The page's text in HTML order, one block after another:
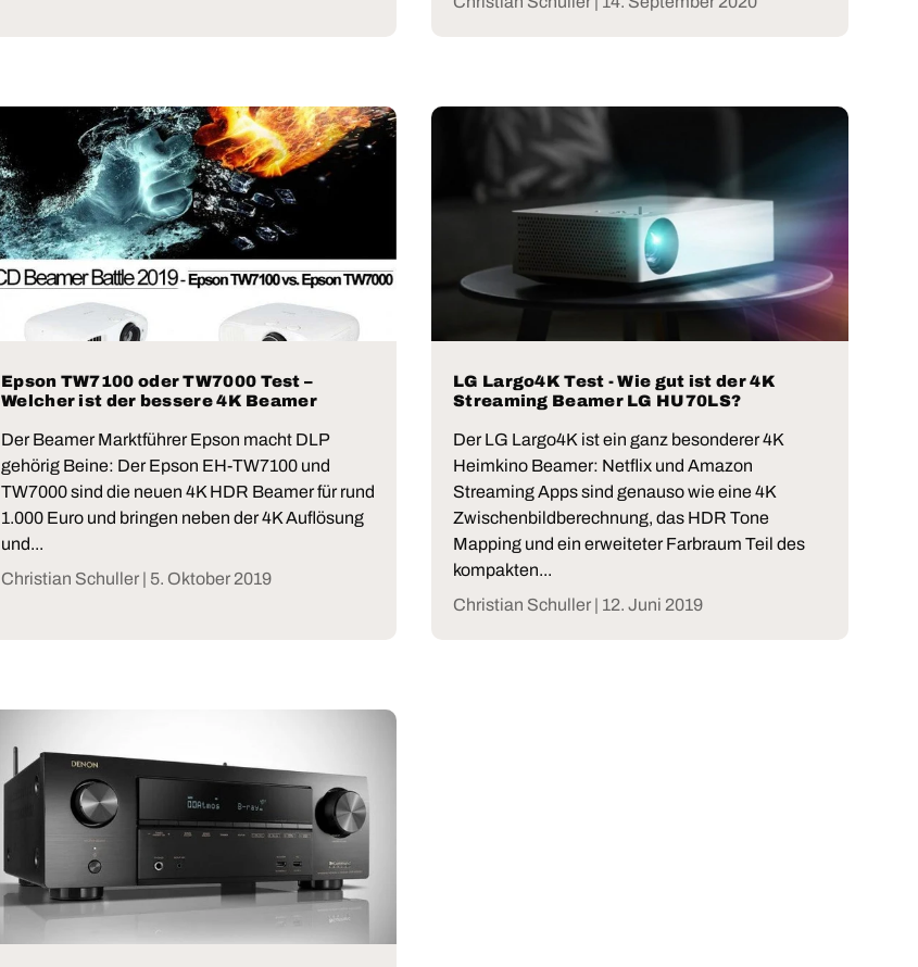
Epson TW7100 oder TW7000 Test –
Welcher ist der bessere 4K Beamer
Der Beamer Marktführer Epson macht DLP
gehörig Beine: Der Epson EH-TW7100 und
TW7000 sind die neuen 4K HDR Beamer für rund
1.000 Euro und bringen neben der 4K Auflösung
und...
Christian Schuller | 5. Oktober 2019
LG Largo4K Test - Wie gut ist der 4K
Streaming Beamer LG HU70LS?
Der LG Largo4K ist ein ganz besonderer 4K
Heimkino Beamer: Netflix und Amazon
Streaming Apps sind genauso wie eine 4K
Zwischenbildberechnung, das HDR Tone
Mapping und ein erweiteter Farbraum Teil des
kompakten...
Christian Schuller | 12. Juni 2019